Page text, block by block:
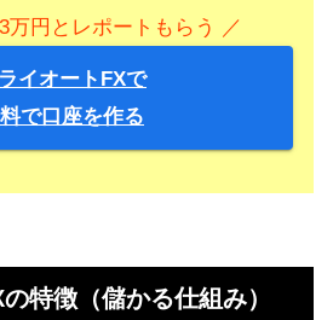
万円とレポートもらう ／
ライオートFXで
で口座を作る
特徴（儲かる仕組み）